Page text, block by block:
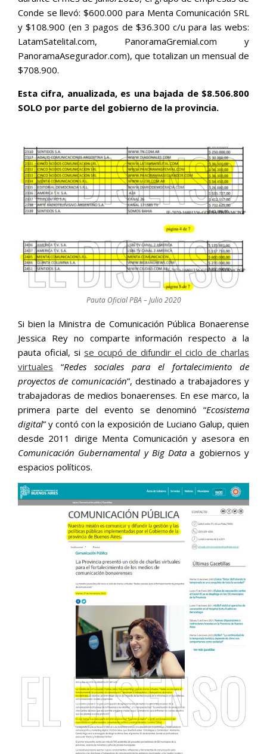
Conde se llevó: $600.000 para Menta Comunicación SRL
y $108.900 (en 3 pagos de $36.300 c/u para las webs:
LatamSatelital.com, PanoramaGremial.com y
PanoramaAsegurador.com), que totalizan un mensual de
$708.900.
Esta cifra, anualizada, es una bajada de $8.506.800
SOLO por parte del gobierno de la provincia.
Pauta Oficial PBA – Julio 2020
Si bien la Ministra de Comunicación Pública Bonaerense
Jessica Rey no comparte información respecto a la
pauta oficial, si se ocupó de difundir el ciclo de charlas
virtuales “Redes sociales para el fortalecimiento de
proyectos de comunicación”, destinado a trabajadores y
trabajadoras de medios bonaerenses. En ese marco, la
primera parte del evento se denominó “Ecosistema
digital” y contó con la exposición de Luciano Galup, quien
desde 2011 dirige Menta Comunicación y asesora en
Comunicación Gubernamental y Big Data a gobiernos y
espacios políticos.